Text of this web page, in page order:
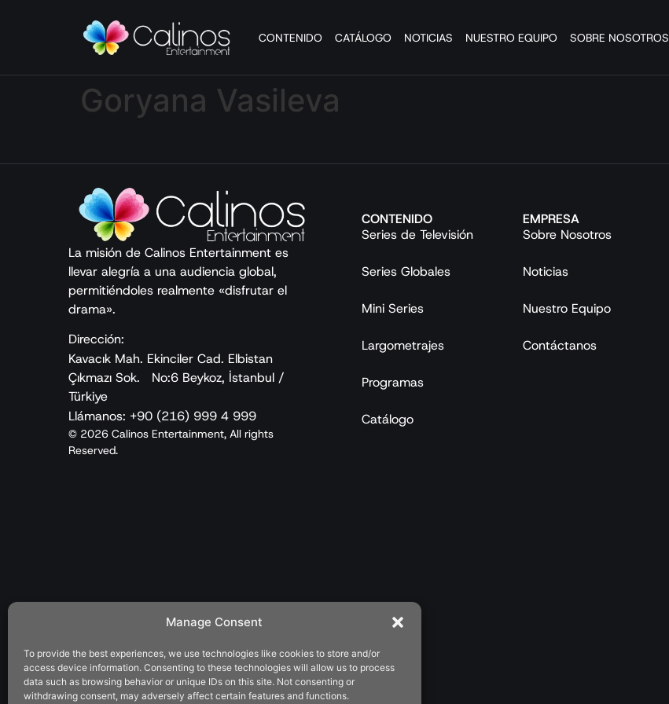
Manage Consent
To provide the best experiences, we use technologies like cookies to store and/or
access device information. Consenting to these technologies will allow us to process
data such as browsing behavior or unique IDs on this site. Not consenting or
withdrawing consent, may adversely affect certain features and functions.
CONTENIDO CATÁLOGO NOTICIAS NUESTRO EQUIPO SOBRE NOSOTROS
Goryana Vasileva
La misión de Calinos Entertainment es
llevar alegría a una audiencia global,
permitiéndoles realmente «disfrutar el
drama».
Dirección:
Kavacık Mah. Ekinciler Cad. Elbistan
Çıkmazı Sok. No:6 Beykoz, İstanbul /
Türkiye
Llámanos: +90 (216) 999 4 999
© 2026 Calinos Entertainment, All rights
Reserved.
CONTENIDO
Series de Televisión
Series Globales
Mini Series
Largometrajes
Programas
Catálogo
EMPRESA
Sobre Nosotros
Noticias
Nuestro Equipo
Contáctanos